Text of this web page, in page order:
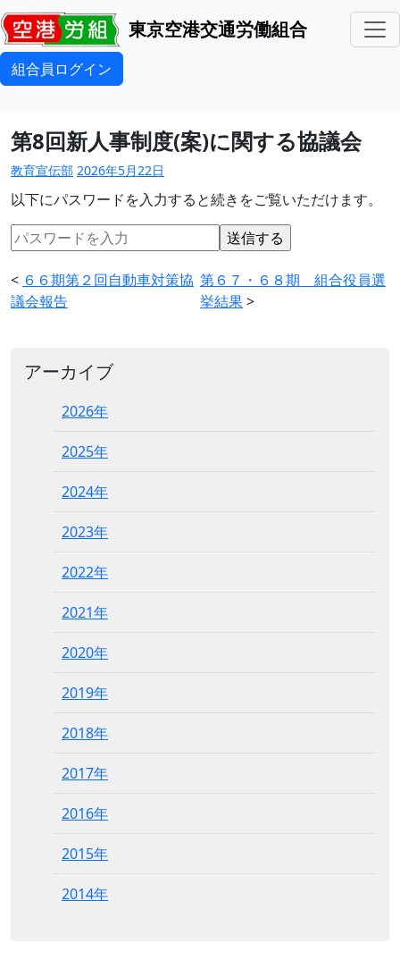
東京空港交通労働組合
組合員ログイン
アーカイブ
2026年
2025年
2024年
2023年
2022年
2021年
2020年
2019年
2018年
2017年
2016年
2015年
2014年
第8回新人事制度(案)に関する協議会
教育宣伝部 2026年5月22日
以下にパスワードを入力すると続きをご覧いただけます。
< ６６期第２回自動車対策協
議会報告
第６７・６８期 組合役員選
挙結果>